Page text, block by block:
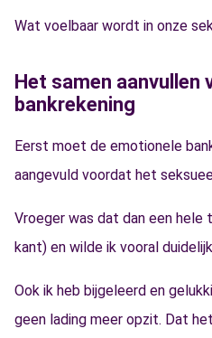
Wat voelbaar wordt in onze
Het samen aanvullen
bankrekening
Eerst moet de emotionele
aangevuld voordat het
Vroeger was dat dan een hele
kant) en wilde ik vooral
Ook ik heb bijgeleerd en
geen lading meer opzit. Dat